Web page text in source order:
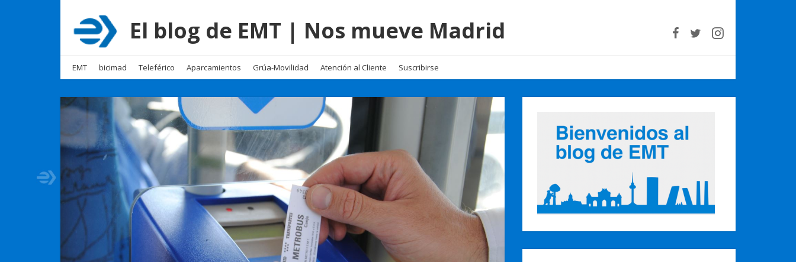
El blog de EMT | Nos mueve Madrid
EMT bicimad Teleférico Aparcamientos Grúa-Movilidad Atención al Cliente Suscribirse